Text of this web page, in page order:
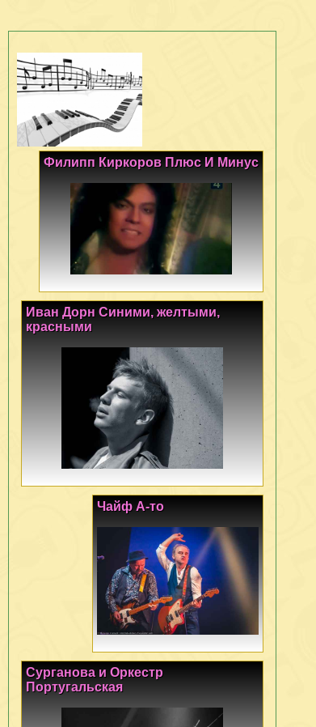
Филипп Киркоров Плюс И Минус
Иван Дорн Синими, желтыми,
красными
Чайф А-то
Сурганова и Оркестр
Португальская